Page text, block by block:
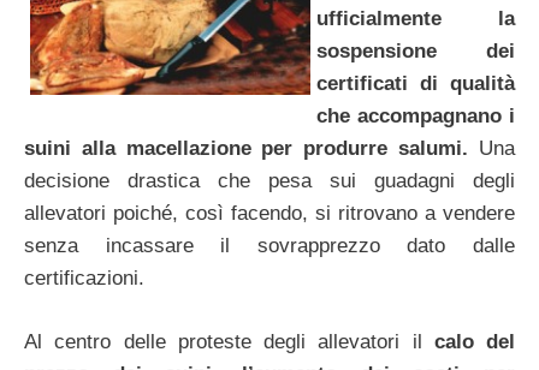
ufficialmente la
sospensione dei
certificati di qualità
che accompagnano i
suini alla macellazione per produrre salumi. Una
decisione drastica che pesa sui guadagni degli
allevatori poiché, così facendo, si ritrovano a vendere
senza incassare il sovrapprezzo dato dalle
certificazioni.
Al centro delle proteste degli allevatori il calo del